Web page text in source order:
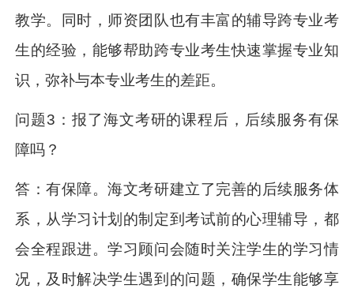
教学。同时，师资团队也有丰富的辅导跨专业考
生的经验，能够帮助跨专业考生快速掌握专业知
识，弥补与本专业考生的差距。
问题3：报了海文考研的课程后，后续服务有保
障吗？
答：有保障。海文考研建立了完善的后续服务体
系，从学习计划的制定到考试前的心理辅导，都
会全程跟进。学习顾问会随时关注学生的学习情
况，及时解决学生遇到的问题，确保学生能够享